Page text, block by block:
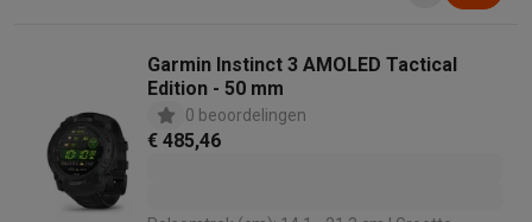
Garmin Instinct 3 AMOLED Tactical
Edition - 50 mm
0 beoordelingen
€ 485,46